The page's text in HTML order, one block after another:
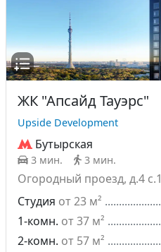
ЖК "Апсайд Тауэрс"
Upside Development
Бутырская
3 мин. 3 мин.
Огородный проезд, д.4 с.1
Студия от 23 м²
1-комн. от 37 м²
2-комн. от 57 м²